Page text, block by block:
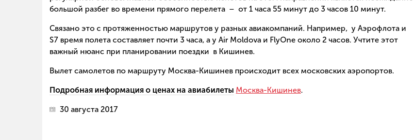
большой разбег во времени прямого перелета – от 1 часа 55 минут до 3 часов 10 минут.
Связано это с протяженностью маршрутов у разных авиакомпаний. Например, у Аэрофлота и
S7 время полета составляет почти 3 часа, а у Air Moldova и FlyOne около 2 часов. Учтите этот
важный нюанс при планировании поездки в Кишинев.
Вылет самолетов по маршруту Москва-Кишинев происходит всех московских аэропортов.
Подробная информация о ценах на авиабилеты Москва-Кишинев.
30 августа 2017